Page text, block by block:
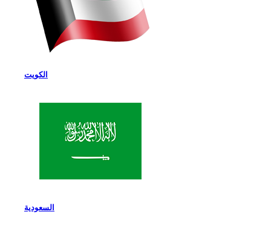
الكويت
السعودية